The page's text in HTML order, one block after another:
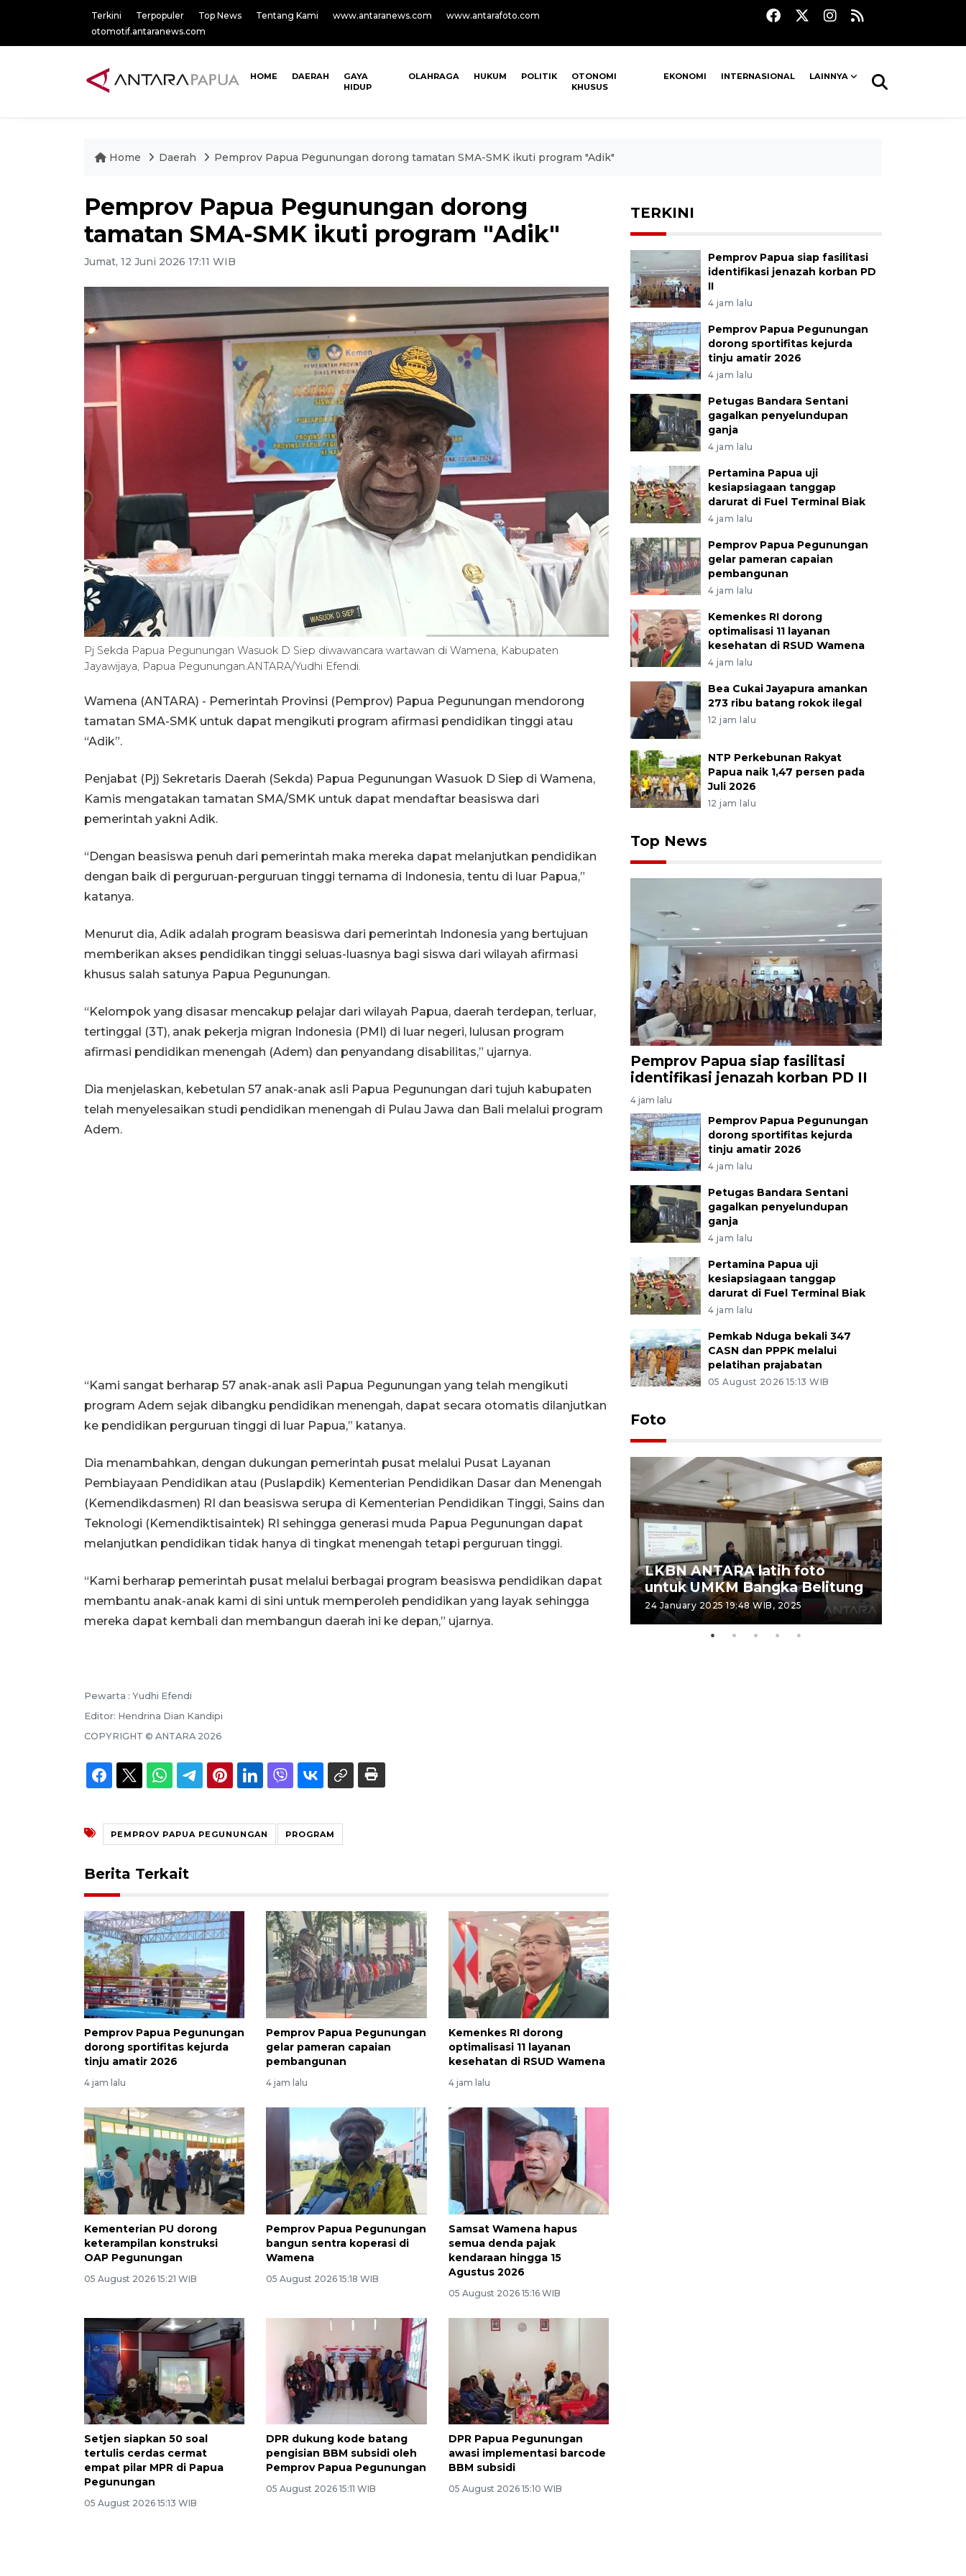
Terkini Terpopuler Top News Tentang Kami www.antaranews.com
www.antarafoto.com
otomotif.antaranews.com
HOME DAERAH
GAYA
HIDUP
OLAHRAGA HUKUM POLITIK
OTONOMI
KHUSUS
EKONOMI INTERNASIONAL LAINNYA
Home Daerah Pemprov Papua Pegunungan dorong tamatan SMA-SMK ikuti program "Adik"
Pemprov Papua Pegunungan dorong
tamatan SMA-SMK ikuti program "Adik"
Jumat, 12 Juni 2026 17:11 WIB
Pj Sekda Papua Pegunungan Wasuok D Siep diwawancara wartawan di Wamena, Kabupaten
Jayawijaya, Papua Pegunungan.ANTARA/Yudhi Efendi.
Wamena (ANTARA) - Pemerintah Provinsi (Pemprov) Papua Pegunungan mendorong
tamatan SMA-SMK untuk dapat mengikuti program afirmasi pendidikan tinggi atau
“Adik”.
Penjabat (Pj) Sekretaris Daerah (Sekda) Papua Pegunungan Wasuok D Siep di Wamena,
Kamis mengatakan tamatan SMA/SMK untuk dapat mendaftar beasiswa dari
pemerintah yakni Adik.
“Dengan beasiswa penuh dari pemerintah maka mereka dapat melanjutkan pendidikan
dengan baik di perguruan-perguruan tinggi ternama di Indonesia, tentu di luar Papua,”
katanya.
Menurut dia, Adik adalah program beasiswa dari pemerintah Indonesia yang bertujuan
memberikan akses pendidikan tinggi seluas-luasnya bagi siswa dari wilayah afirmasi
khusus salah satunya Papua Pegunungan.
“Kelompok yang disasar mencakup pelajar dari wilayah Papua, daerah terdepan, terluar,
tertinggal (3T), anak pekerja migran Indonesia (PMI) di luar negeri, lulusan program
afirmasi pendidikan menengah (Adem) dan penyandang disabilitas,” ujarnya.
Dia menjelaskan, kebetulan 57 anak-anak asli Papua Pegunungan dari tujuh kabupaten
telah menyelesaikan studi pendidikan menengah di Pulau Jawa dan Bali melalui program
Adem.
“Kami sangat berharap 57 anak-anak asli Papua Pegunungan yang telah mengikuti
program Adem sejak dibangku pendidikan menengah, dapat secara otomatis dilanjutkan
ke pendidikan perguruan tinggi di luar Papua,” katanya.
Dia menambahkan, dengan dukungan pemerintah pusat melalui Pusat Layanan
Pembiayaan Pendidikan atau (Puslapdik) Kementerian Pendidikan Dasar dan Menengah
(Kemendikdasmen) RI dan beasiswa serupa di Kementerian Pendidikan Tinggi, Sains dan
Teknologi (Kemendiktisaintek) RI sehingga generasi muda Papua Pegunungan dapat
melanjutkan pendidikan tidak hanya di tingkat menengah tetapi perguruan tinggi.
“Kami berharap pemerintah pusat melalui berbagai program beasiswa pendidikan dapat
membantu anak-anak kami di sini untuk memperoleh pendidikan yang layak sehingga
mereka dapat kembali dan membangun daerah ini ke depan,” ujarnya.
Pewarta : Yudhi Efendi
Editor: Hendrina Dian Kandipi
COPYRIGHT © ANTARA 2026
PEMPROV PAPUA PEGUNUNGAN PROGRAM
Berita Terkait
Pemprov Papua Pegunungan
dorong sportifitas kejurda
tinju amatir 2026
4 jam lalu
Pemprov Papua Pegunungan
gelar pameran capaian
pembangunan
4 jam lalu
Kemenkes RI dorong
optimalisasi 11 layanan
kesehatan di RSUD Wamena
4 jam lalu
Kementerian PU dorong
keterampilan konstruksi
OAP Pegunungan
05 August 2026 15:21 WIB
Pemprov Papua Pegunungan
bangun sentra koperasi di
Wamena
05 August 2026 15:18 WIB
Samsat Wamena hapus
semua denda pajak
kendaraan hingga 15
Agustus 2026
05 August 2026 15:16 WIB
Setjen siapkan 50 soal
tertulis cerdas cermat
empat pilar MPR di Papua
Pegunungan
05 August 2026 15:13 WIB
DPR dukung kode batang
pengisian BBM subsidi oleh
Pemprov Papua Pegunungan
05 August 2026 15:11 WIB
DPR Papua Pegunungan
awasi implementasi barcode
BBM subsidi
05 August 2026 15:10 WIB
TERKINI
Pemprov Papua siap fasilitasi
identifikasi jenazah korban PD
II
4 jam lalu
Pemprov Papua Pegunungan
dorong sportifitas kejurda
tinju amatir 2026
4 jam lalu
Petugas Bandara Sentani
gagalkan penyelundupan
ganja
4 jam lalu
Pertamina Papua uji
kesiapsiagaan tanggap
darurat di Fuel Terminal Biak
4 jam lalu
Pemprov Papua Pegunungan
gelar pameran capaian
pembangunan
4 jam lalu
Kemenkes RI dorong
optimalisasi 11 layanan
kesehatan di RSUD Wamena
4 jam lalu
Bea Cukai Jayapura amankan
273 ribu batang rokok ilegal
12 jam lalu
NTP Perkebunan Rakyat
Papua naik 1,47 persen pada
Juli 2026
12 jam lalu
Top News
Pemprov Papua siap fasilitasi
identifikasi jenazah korban PD II
4 jam lalu
Pemprov Papua Pegunungan
dorong sportifitas kejurda
tinju amatir 2026
4 jam lalu
Petugas Bandara Sentani
gagalkan penyelundupan
ganja
4 jam lalu
Pertamina Papua uji
kesiapsiagaan tanggap
darurat di Fuel Terminal Biak
4 jam lalu
Pemkab Nduga bekali 347
CASN dan PPPK melalui
pelatihan prajabatan
05 August 2026 15:13 WIB
Foto
Antara Biro Papua
Pendam XVII/Cenderawasih
14 March 2022 15:11 WIB, 2022
LKBN ANTARA latih foto
untuk UMKM Bangka Belitung
24 January 2025 19:48 WIB, 2025